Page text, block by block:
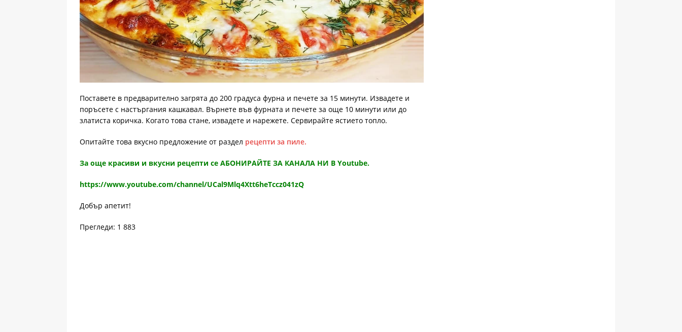
Поставете в предварително загрята до 200 градуса фурна и печете за 15 минути. Извадете и
поръсете с настъргания кашкавал. Върнете във фурната и печете за още 10 минути или до
златиста коричка. Когато това стане, извадете и нарежете. Сервирайте ястието топло.
Опитайте това вкусно предложение от раздел рецепти за пиле.
За още красиви и вкусни рецепти се АБОНИРАЙТЕ ЗА КАНАЛА НИ В Youtube.
https://www.youtube.com/channel/UCal9Mlq4Xtt6heTccz041zQ
Добър апетит!
Прегледи: 1 883